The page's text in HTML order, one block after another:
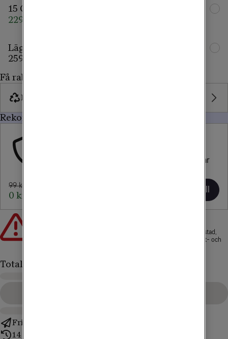
15 GB
229 kr/mån
Lägg till familjemedlem
259 kr/mån
Få rabatt, byt in gamla mobilen
Byt in mobil
Rekommenderat för dig
Försäkra din nya mobil eller surfplatta och var
99 kr/mån
0 kr/mån i 1 mån
betalningsanmärkning. Det kan leda till svårigheter att få hyra bostad,
teckna abonnemang och få nya lån. För stöd, vänd dig till budget- och
Totalt
Fri frakt
14 dagars ångerrätt